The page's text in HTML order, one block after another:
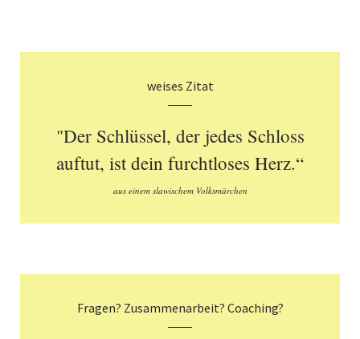
weises Zitat
"Der Schlüssel, der jedes Schloss
auftut, ist dein furchtloses Herz.“
aus einem slawischem Volksmärchen
Fragen? Zusammenarbeit? Coaching?